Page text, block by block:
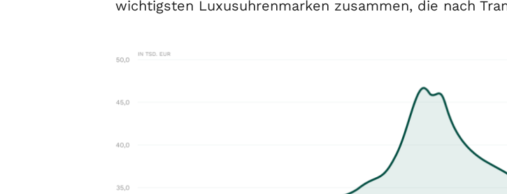
wichtigsten Luxusuhrenmarken zusammen, die nach